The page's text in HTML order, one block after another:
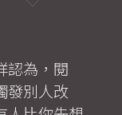
認為，閱
發別人改